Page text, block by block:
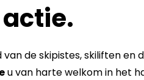
de skipistes, skiliften en
u van harte welkom in het